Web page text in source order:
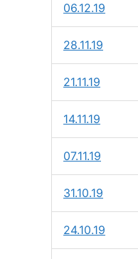
06.12.19
28.11.19
21.11.19
14.11.19
07.11.19
31.10.19
24.10.19